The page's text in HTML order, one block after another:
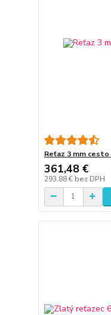
Reťaz 3 mm
361,48 €
293,88 € bez DPH